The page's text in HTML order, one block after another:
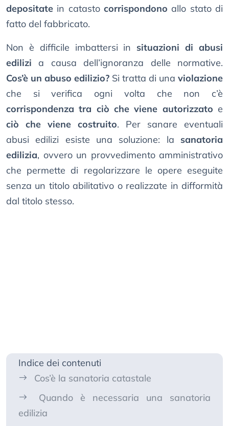
depositate in catasto corrispondono allo stato di
fatto del fabbricato.
Non è difficile imbattersi in situazioni di abusi
edilizi a causa dell’ignoranza delle normative.
Cos’è un abuso edilizio? Si tratta di una violazione
che si verifica ogni volta che non c’è
corrispondenza tra ciò che viene autorizzato e
ciò che viene costruito. Per sanare eventuali
abusi edilizi esiste una soluzione: la sanatoria
edilizia, ovvero un provvedimento amministrativo
che permette di regolarizzare le opere eseguite
senza un titolo abilitativo o realizzate in difformità
dal titolo stesso.
Indice dei contenuti
Cos’è la sanatoria catastale
Quando è necessaria una sanatoria
edilizia